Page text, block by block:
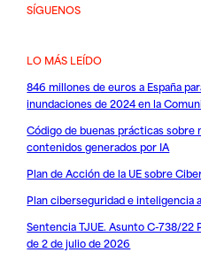
SÍGUENOS
LO MÁS LEÍDO
846 millones de euros a España
inundaciones de 2024 en la
Código de buenas prácticas sobre
contenidos generados por IA
Plan de Acción de la UE sobre
Plan ciberseguridad e inteligencia
Sentencia TJUE. Asunto C-738/22
de 2 de julio de 2026